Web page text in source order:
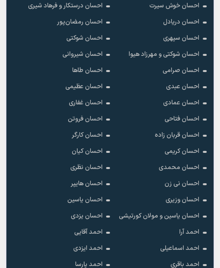
احسان خوش سیرت
احسان درستکار و فرهاد شیرى
احسان دریادل
احسان رمضان‌پور
احسان سپهری
احسان شوکتی
احسان شوکتی و مهرزاد هیوا
احسان شیروانی
احسان صرامی
احسان طاها
احسان عبدی
احسان عظیمی
احسان عمادی
احسان غفاری
احسان فتاحی
احسان فروتن
احسان قربان زاده
احسان کارگر
احسان کریمی
احسان کیان
احسان محمدی
احسان نظری
احسان نی زن
احسان هایپر
احسان وزیری
احسان یاسین
احسان یاسین و مولان کورتیشی
احسان یزدی
احمد آرا
احمد آقایی
احمد اسماعیلی
احمد ایزدی
احمد باقری
احمد پارسا